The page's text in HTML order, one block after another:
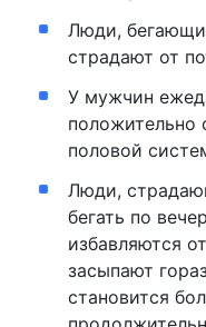
Люди,
страдают от
У мужчин
положительно
половой
Люди,
бегать по
избавляются
засыпают
становится